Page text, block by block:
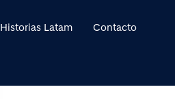
Historias Latam Contacto